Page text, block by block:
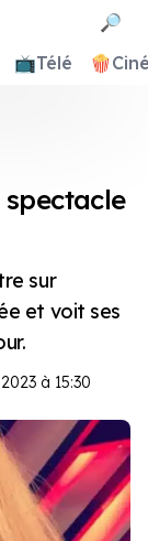
🔎
📺Télé 🍿
sur
et voit ses
à 15:30